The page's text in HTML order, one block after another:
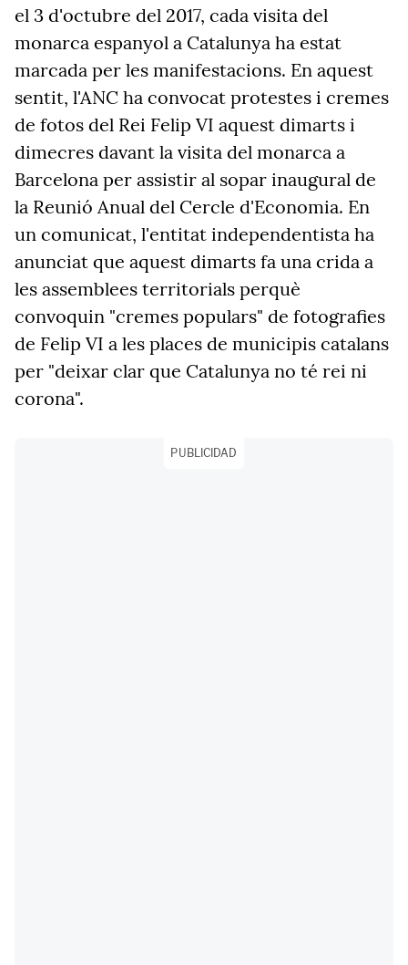
el 3 d'octubre del 2017, cada visita del
monarca espanyol a Catalunya ha estat
marcada per les manifestacions. En aquest
sentit, l'ANC ha convocat protestes i cremes
de fotos del Rei Felip VI aquest dimarts i
dimecres davant la visita del monarca a
Barcelona per assistir al sopar inaugural de
la Reunió Anual del Cercle d'Economia. En
un comunicat, l'entitat independentista ha
anunciat que aquest dimarts fa una crida a
les assemblees territorials perquè
convoquin "cremes populars" de fotografies
de Felip VI a les places de municipis catalans
per "deixar clar que Catalunya no té rei ni
corona".
PUBLICIDAD